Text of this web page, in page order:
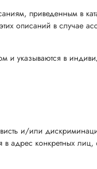
приведенным в
описаний в случае
и указываются в
и/или
адрес конкретных лиц,